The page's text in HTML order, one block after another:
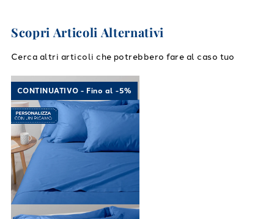
Scopri Articoli Alternativi
Cerca altri articoli che potrebbero fare al caso tuo
Link to "Completo Lenzuola Cotone tinta
CONTINUATIVO - Fino al -5%